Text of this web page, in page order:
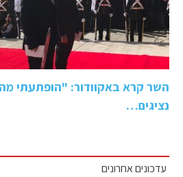
השר קרא באקוודור: "הופתעתי
נציגים…
עדכונים אחרונים